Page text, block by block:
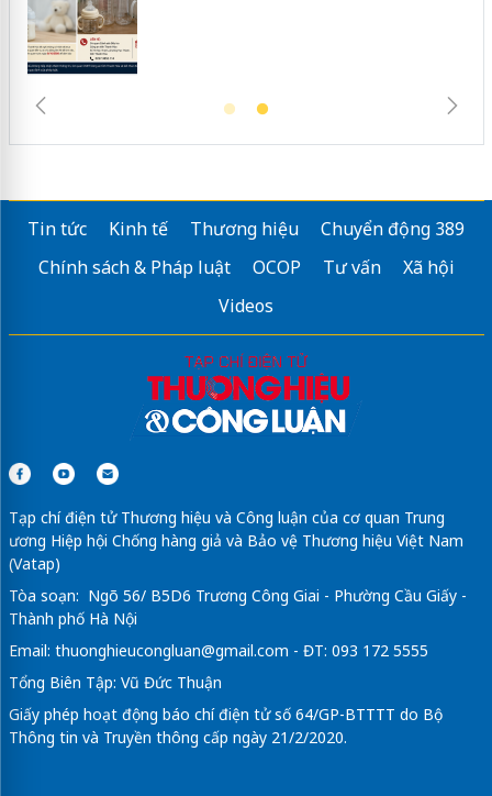
Tin tức Kinh tế Thương hiệu
Chuyển động 389
Chính sách & Pháp luật
OCOP Tư vấn
Xã hội
Videos
Tạp chí điện tử Thương hiệu và Công luận của cơ quan Trung
ương Hiệp hội Chống hàng giả và Bảo vệ Thương hiệu Việt Nam
(Vatap)
Tòa soạn: Ngõ 56/ B5D6 Trương Công Giai - Phường Cầu Giấy -
Thành phố Hà Nội
Email: thuonghieucongluan@gmail.com - ĐT: 093 172 5555
Tổng Biên Tập: Vũ Đức Thuận
Giấy phép hoạt động báo chí điện tử số 64/GP-BTTTT do Bộ
Thông tin và Truyền thông cấp ngày 21/2/2020.